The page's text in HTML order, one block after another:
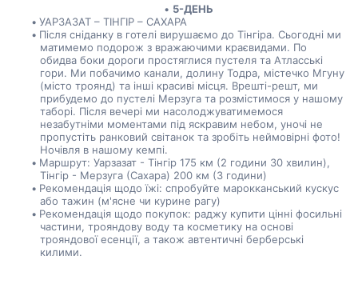
5-ДЕНЬ
УАРЗАЗАТ – ТІНГІР – САХАРА
Після сніданку в готелі вирушаємо до Тінгіра. Сьогодні ми
матимемо подорож з вражаючими краєвидами. По
обидва боки дороги простяглися пустеля та Атласські
гори. Ми побачимо канали, долину Тодра, містечко Мгуну
(місто троянд) та інші красиві місця. Врешті-решт, ми
прибудемо до пустелі Мерзуга та розмістимося у нашому
таборі. Після вечері ми насолоджуватимемося
незабутніми моментами під яскравим небом, уночі не
пропустіть ранковий світанок та зробіть неймовірні фото!
Ночівля в нашому кемпі.
Маршрут: Уарзазат - Тінгір 175 км (2 години 30 хвилин),
Тінгір - Мерзуга (Сахара) 200 км (3 години)
Рекомендація щодо їжі: спробуйте марокканський кускус
або тажин (м'ясне чи курине рагу)
Рекомендація щодо покупок: раджу купити цінні фосильні
частини, трояндову воду та косметику на основі
трояндової есенції, а також автентичні берберські
килими.